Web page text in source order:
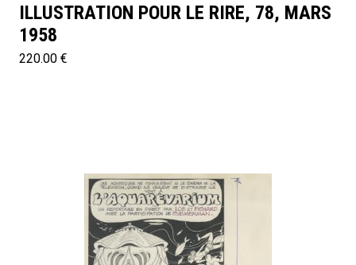
ILLUSTRATION POUR LE RIRE, 78, MARS
1958
220.00 €